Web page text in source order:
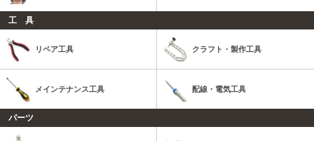
工 具
リペア工具 クラフト・製作工具
メインテナンス工具 配線・電気工具
パーツ